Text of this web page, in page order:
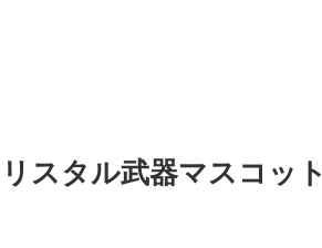
スタル武器マスコッ